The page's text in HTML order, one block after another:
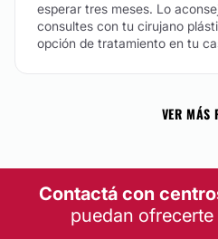
esperar tres meses. Lo
consultes con tu cirujano
opción de tratamiento en tu
VER MÁS
Contactá con
puedan